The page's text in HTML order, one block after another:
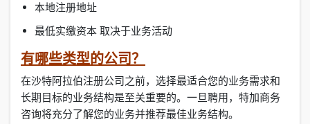
本地注册地址
最低实缴资本 取决于业务活动
有哪些类型的公司？
在沙特阿拉伯注册公司之前，选择最适合您的业务需求和
长期目标的业务结构是至关重要的。一旦聘用，特加商务
咨询将充分了解您的业务并推荐最佳业务结构。